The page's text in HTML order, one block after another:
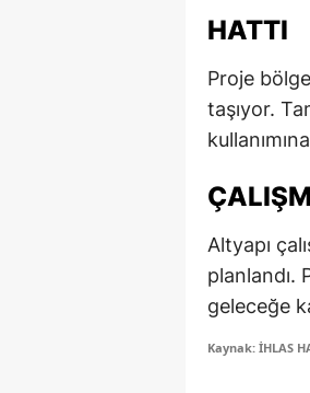
HATTI
Proje
taşıyor.
Altyapı
planlandı.
geleceğe
Kaynak: İHLAS